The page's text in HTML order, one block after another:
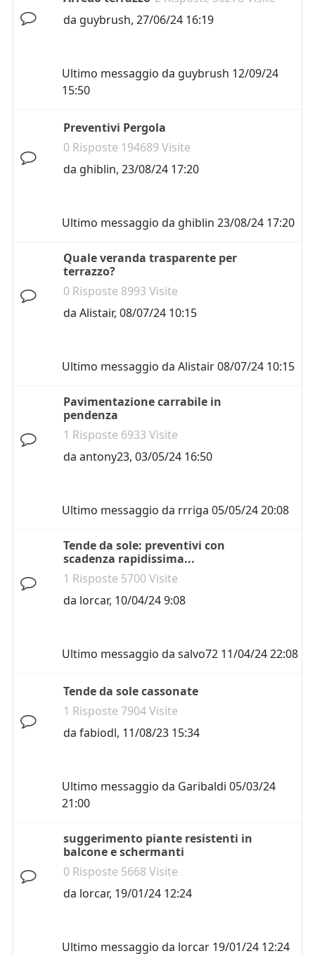
da guybrush, 27/06/24 16:19
Ultimo messaggio da guybrush 12/09/24
15:50
Preventivi Pergola
0 Risposte 194689 Visite
da ghiblin, 23/08/24 17:20
Ultimo messaggio da ghiblin 23/08/24 17:20
Quale veranda trasparente per
terrazzo?
0 Risposte 8993 Visite
da Alistair, 08/07/24 10:15
Ultimo messaggio da Alistair08/07/24 10:15
Pavimentazione carrabile in
pendenza
1 Risposte 6933 Visite
da antony23, 03/05/24 16:50
Ultimo messaggio da rrriga 05/05/24 20:08
Tende da sole: preventivi con
scadenza rapidissima...
1 Risposte 5700 Visite
da lorcar, 10/04/24 9:08
Ultimo messaggio da salvo72 11/04/24 22:08
Tende da sole cassonate
1 Risposte 7904 Visite
da fabiodl, 11/08/23 15:34
Ultimo messaggio da Garibaldi 05/03/24
21:00
suggerimento piante resistenti in
balcone e schermanti
0 Risposte 5668 Visite
da lorcar, 19/01/24 12:24
Ultimo messaggio da lorcar 19/01/24 12:24